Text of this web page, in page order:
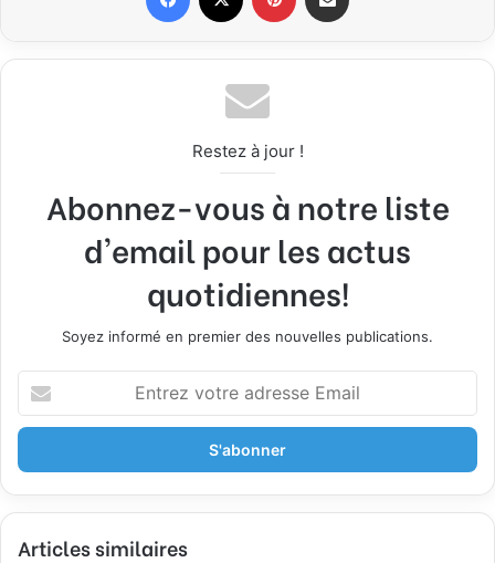
Restez à jour !
Abonnez-vous à notre liste
d'email pour les actus
quotidiennes!
Soyez informé en premier des nouvelles publications.
t
e
z
o
Articles similaires